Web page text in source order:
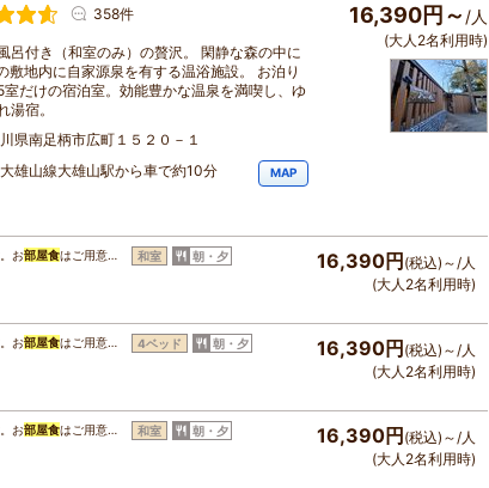
358件
呂付き（和室のみ）の贅沢。 閑静な森の中に
地内に自家源泉を有する温浴施設。 お泊り
だけの宿泊室。効能豊かな温泉を満喫し、ゆ
湯宿。
県南足柄市広町１５２０－１
大雄山線大雄山駅から車で約10分 MAP
16,390円～ /人
(大人2名利用時)
お部屋食はご用意… 和室 朝・夕 16,390円(税込)～/人
(大人2名利用時)
お部屋食はご用意… 4ベッド 朝・夕 16,390円(税込)～/人
(大人2名利用時)
お部屋食はご用意… 和室 朝・夕 16,390円(税込)～/人
(大人2名利用時)